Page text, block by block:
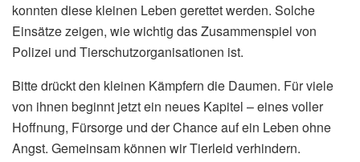
konnten diese kleinen Leben gerettet werden. Solche
Einsätze zeigen, wie wichtig das Zusammenspiel von
Polizei und Tierschutzorganisationen ist.
Bitte drückt den kleinen Kämpfern die Daumen. Für viele
von ihnen beginnt jetzt ein neues Kapitel – eines voller
Hoffnung, Fürsorge und der Chance auf ein Leben ohne
Angst. Gemeinsam können wir Tierleid verhindern.